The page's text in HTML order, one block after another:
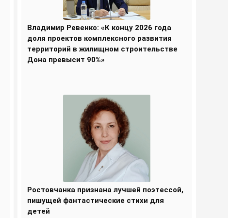
Владимир Ревенко: «К концу 2026 года
доля проектов комплексного развития
территорий в жилищном строительстве
Дона превысит 90%»
Ростовчанка признана лучшей поэтессой,
пишущей фантастические стихи для
детей